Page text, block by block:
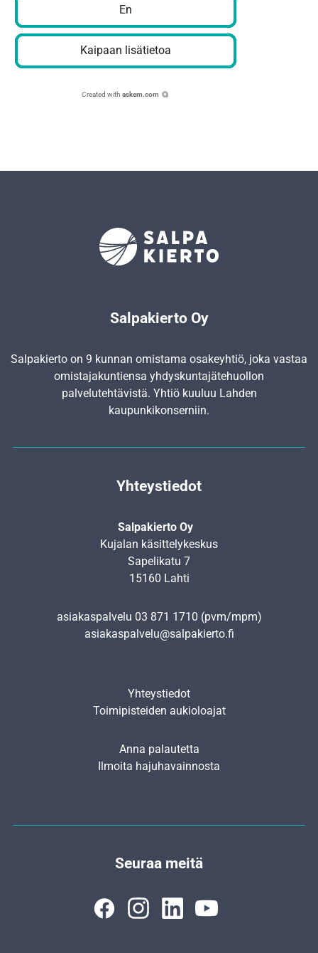
En
Kaipaan lisätietoa
Created with askem.com
Salpakierto Oy
Salpakierto on 9 kunnan omistama osakeyhtiö, joka vastaa
omistajakuntiensa yhdyskunta­jätehuollon
palvelutehtävistä. Yhtiö kuuluu Lahden
kaupunkikonserniin.
Yhteystiedot
Salpakierto Oy
Kujalan käsittelykeskus
Sapelikatu 7
15160 Lahti
asiakaspalvelu 03 871 1710 (pvm/mpm)
asiakaspalvelu@salpakierto.fi
Yhteystiedot
Toimipisteiden aukioloajat
Anna palautetta
Ilmoita hajuhavainnosta
Seuraa meitä